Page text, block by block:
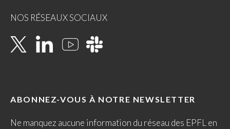
NOS RÉSEAUX SOCIAUX
ABONNEZ-VOUS À NOTRE NEWSLETTER
Ne manquez aucune information du réseau des EPFL en